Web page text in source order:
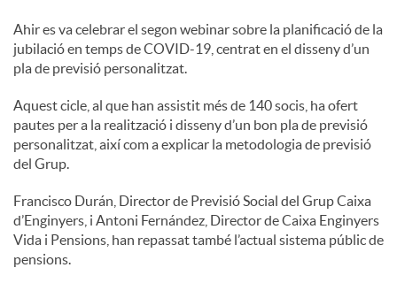
t
i
n
g
u
Ahir es va celebrar el segon webinar sobre la planificació de la
jubilació en temps de COVID-19, centrat en el disseny d’un
pla de previsió personalitzat.
Aquest cicle, al que han assistit més de 140 socis, ha ofert
pautes per a la realització i disseny d’un bon pla de previsió
personalitzat, així com a explicar la metodologia de previsió
del Grup.
Francisco Durán, Director de Previsió Social del Grup Caixa
d’Enginyers, i Antoni Fernández, Director de Caixa Enginyers
Vida i Pensions, han repassat també l’actual sistema públic de
pensions.